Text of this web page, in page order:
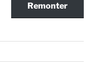
Remonter